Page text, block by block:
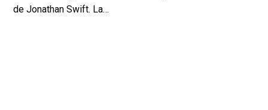
de Jonathan Swift. La…